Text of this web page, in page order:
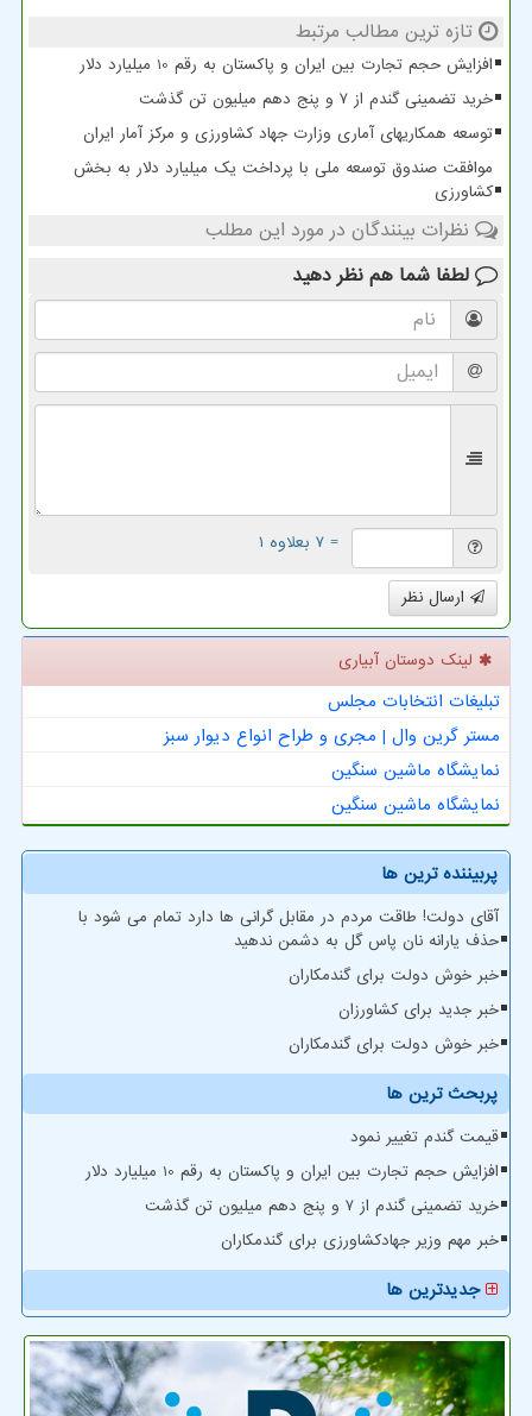
تازه ترین مطالب مرتبط
افزایش حجم تجارت بین ایران و پاکستان به رقم 10 میلیارد دلار
خرید تضمینی گندم از ۷ و پنج دهم میلیون تن گذشت
توسعه همکاریهای آماری وزارت جهاد کشاورزی و مرکز آمار ایران
موافقت صندوق توسعه ملی با پرداخت یک میلیارد دلار به بخش
کشاورزی
نظرات بینندگان در مورد این مطلب
لطفا شما هم نظر دهید
= ۷ بعلاوه ۱
ارسال نظر
لینک دوستان آبیاری
تبلیغات انتخابات مجلس
مستر گرین وال | مجری و طراح انواع دیوار سبز
نمایشگاه ماشین سنگین
نمایشگاه ماشین سنگین
پربیننده ترین ها
آقای دولت! طاقت مردم در مقابل گرانی ها دارد تمام می شود با
حذف یارانه نان پاس گل به دشمن ندهید
خبر خوش دولت برای گندمکاران
خبر جدید برای کشاورزان
خبر خوش دولت برای گندمکاران
پربحث ترین ها
قیمت گندم تغییر نمود
افزایش حجم تجارت بین ایران و پاکستان به رقم 10 میلیارد دلار
خرید تضمینی گندم از ۷ و پنج دهم میلیون تن گذشت
خبر مهم وزیر جهادکشاورزی برای گندمکاران
جدیدترین ها